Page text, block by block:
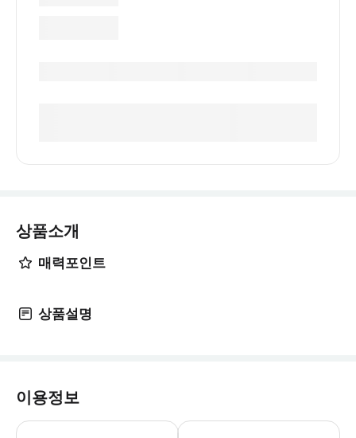
상품소개
매력포인트
상품설명
이용정보
필수 안내 - 1세 이상의 어린이들은